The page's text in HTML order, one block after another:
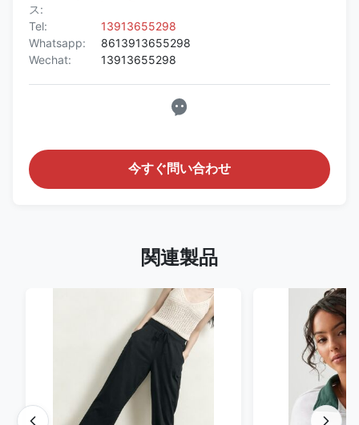
ス:
Tel:
13913655298
Whatsapp:
8613913655298
Wechat:
13913655298
今すぐ問い合わせ
関連製品